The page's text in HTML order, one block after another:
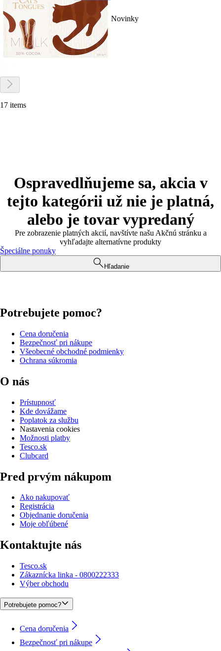
Novinky
17 items
Ospravedlňujeme sa, akcia v
tejto kategórii už nie je platná,
alebo je tovar vypredaný
Pre zobrazenie platných akcií, navštívte našu Akčnú stránku a
vyhľadajte alternatívne produkty
Špeciálne ponuky
Hľadanie
Potrebujete pomoc?
Cena doručenia
Bezpečnosť pri nákupe
Všeobecné obchodné podmienky
Ochrana súkromia
O nás
Prístupnosť
Kde dovážame
Poplatok za službu
Nastavenia cookies
Možnosti platby
Tesco.sk
Clubcard
Pred prvým nákupom
Ako nakupovať
Registrácia
Objednanie doručenia
Moje obľúbené
Kontaktujte nás
Tesco.sk
Zákaznícka linka - 0800222333
Výber obchodu
Potrebujete pomoc?
Cena doručenia
Bezpečnosť pri nákupe